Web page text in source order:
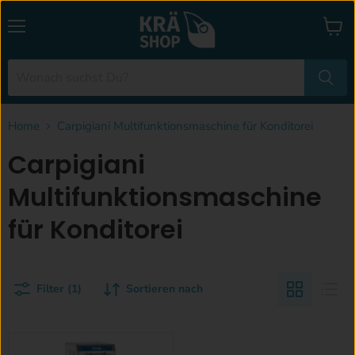
Home Carpigiani Multifunktionsmaschine für Konditorei
Carpigiani
Multifunktionsmaschine
für Konditorei
Filter (1) Sortieren nach